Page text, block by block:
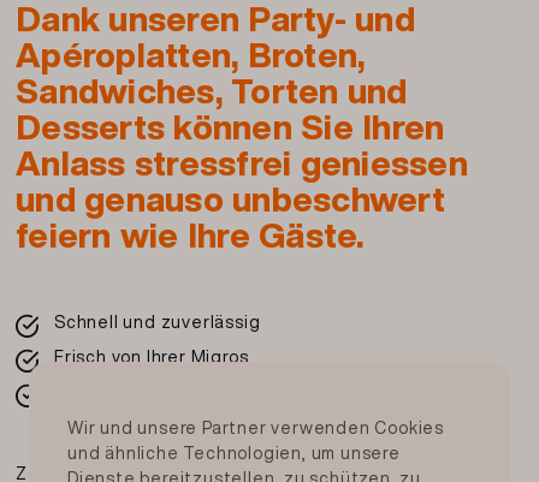
Dank unseren Party- und
Apéroplatten, Broten,
Sandwiches, Torten und
Desserts können Sie Ihren
Anlass stressfrei geniessen
und genauso unbeschwert
feiern wie Ihre Gäste.
Schnell und zuverlässig
Frisch von Ihrer Migros
Zahlungsmittel
Wir und unsere Partner verwenden Cookies
und ähnliche Technologien, um unsere
Dienste bereitzustellen, zu schützen, zu